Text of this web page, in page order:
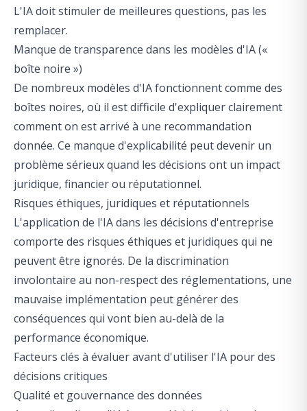
L'IA doit stimuler de meilleures questions, pas les
remplacer.
Manque de transparence dans les modèles d'IA («
boîte noire »)
De nombreux modèles d'IA fonctionnent comme des
boîtes noires, où il est difficile d'expliquer clairement
comment on est arrivé à une recommandation
donnée. Ce manque d'explicabilité peut devenir un
problème sérieux quand les décisions ont un impact
juridique, financier ou réputationnel.
Risques éthiques, juridiques et réputationnels
L'application de l'IA dans les décisions d'entreprise
comporte des risques éthiques et juridiques qui ne
peuvent être ignorés. De la discrimination
involontaire au non-respect des réglementations, une
mauvaise implémentation peut générer des
conséquences qui vont bien au-delà de la
performance économique.
Facteurs clés à évaluer avant d'utiliser l'IA pour des
décisions critiques
Qualité et gouvernance des données